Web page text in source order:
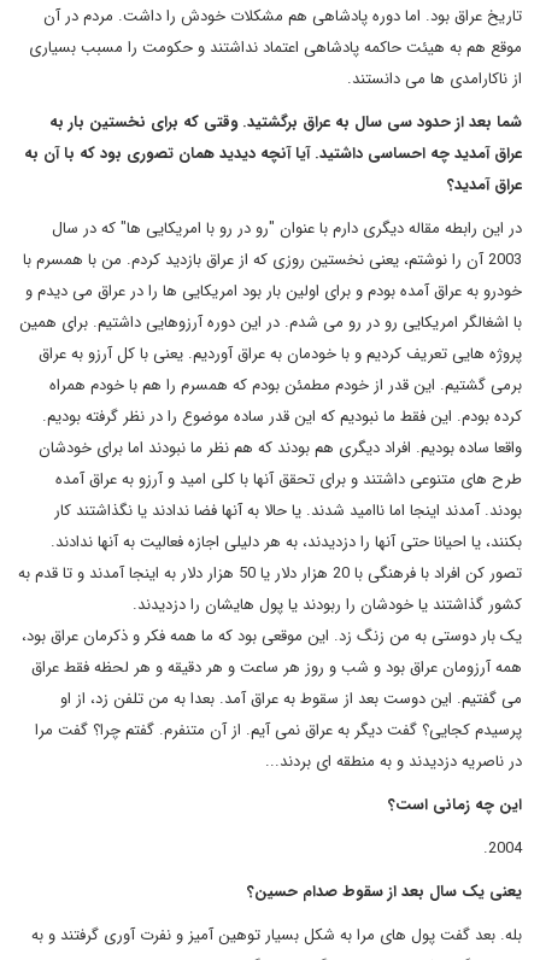
تاریخ عراق بود. اما دوره پادشاهی هم مشکلات خودش را داشت. مردم در آن
موقع هم به هیئت حاکمه پادشاهی اعتماد نداشتند و حکومت را مسبب بسیاری
از ناکارامدی ها می دانستند.
شما بعد از حدود سی سال به عراق برگشتید. وقتی که برای نخستین بار به
عراق آمدید چه احساسی داشتید. آیا آنچه دیدید همان تصوری بود که با آن به
عراق آمدید؟
در این رابطه مقاله دیگری دارم با عنوان "رو در رو با امریکایی ها" که در سال
2003 آن را نوشتم، یعنی نخستین روزی که از عراق بازدید کردم. من با همسرم با
خودرو به عراق آمده بودم و برای اولین بار بود امریکایی ها را در عراق می دیدم و
با اشغالگر امریکایی رو در رو می شدم. در این دوره آرزوهایی داشتیم. برای همین
پروژه هایی تعریف کردیم و با خودمان به عراق آوردیم. یعنی با کل آرزو به عراق
برمی گشتیم. این قدر از خودم مطمئن بودم که همسرم را هم با خودم همراه
کرده بودم. این فقط ما نبودیم که این قدر ساده موضوع را در نظر گرفته بودیم.
واقعا ساده بودیم. افراد دیگری هم بودند که هم نظر ما نبودند اما برای خودشان
طرح های متنوعی داشتند و برای تحقق آنها با کلی امید و آرزو به عراق آمده
بودند. آمدند اینجا اما ناامید شدند. یا حالا به آنها فضا ندادند یا نگذاشتند کار
بکنند، یا احیانا حتی آنها را دزدیدند، به هر دلیلی اجازه فعالیت به آنها ندادند.
تصور کن افراد با فرهنگی با 20 هزار دلار یا 50 هزار دلار به اینجا آمدند و تا قدم به
کشور گذاشتند یا خودشان را ربودند یا پول هایشان را دزدیدند.
یک بار دوستی به من زنگ زد. این موقعی بود که ما همه فکر و ذکرمان عراق بود،
همه آرزومان عراق بود و شب و روز هر ساعت و هر دقیقه و هر لحظه فقط عراق
می گفتیم. این دوست بعد از سقوط به عراق آمد. بعدا به من تلفن زد، از او
پرسیدم کجایی؟ گفت دیگر به عراق نمی آیم. از آن متنفرم. گفتم چرا؟ گفت مرا
در ناصریه دزدیدند و به منطقه ای بردند...
این چه زمانی است؟
2004.
یعنی یک سال بعد از سقوط صدام حسین؟
بله. بعد گفت پول های مرا به شکل بسیار توهین آمیز و نفرت آوری گرفتند و به